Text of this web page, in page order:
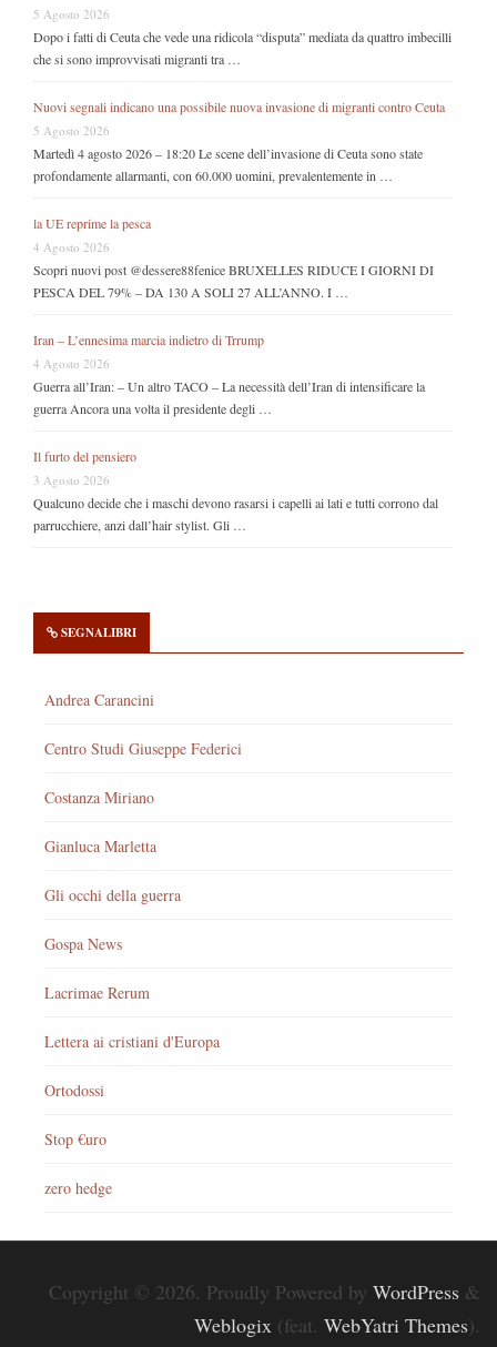
5 Agosto 2026
Dopo i fatti di Ceuta che vede una ridicola “disputa” mediata da quattro imbecilli
che si sono improvvisati migranti tra …
Nuovi segnali indicano una possibile nuova invasione di migranti contro Ceuta
5 Agosto 2026
Martedì 4 agosto 2026 – 18:20 Le scene dell’invasione di Ceuta sono state
profondamente allarmanti, con 60.000 uomini, prevalentemente in …
la UE reprime la pesca
4 Agosto 2026
Scopri nuovi post @dessere88fenice BRUXELLES RIDUCE I GIORNI DI
PESCA DEL 79% – DA 130 A SOLI 27 ALL’ANNO. I …
Iran – L’ennesima marcia indietro di Trrump
4 Agosto 2026
Guerra all’Iran: – Un altro TACO – La necessità dell’Iran di intensificare la
guerra Ancora una volta il presidente degli …
Il furto del pensiero
3 Agosto 2026
Qualcuno decide che i maschi devono rasarsi i capelli ai lati e tutti corrono dal
parrucchiere, anzi dall’hair stylist. Gli …
SEGNALIBRI
Andrea Carancini
Centro Studi Giuseppe Federici
Costanza Miriano
Gianluca Marletta
Gli occhi della guerra
Gospa News
Lacrimae Rerum
Lettera ai cristiani d'Europa
Ortodossi
Stop €uro
zero hedge
Copyright © 2026. Proudly Powered by WordPress &
Weblogix (feat. WebYatri Themes).